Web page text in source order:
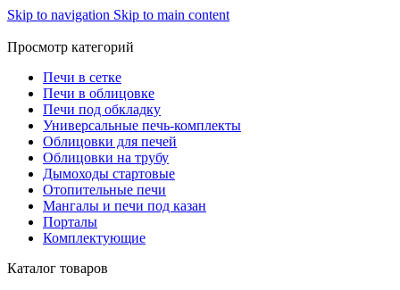
Skip to navigation Skip to main content
Просмотр категорий
Печи в сетке
Печи в облицовке
Печи под обкладку
Универсальные печь-комплекты
Облицовки для печей
Облицовки на трубу
Дымоходы стартовые
Отопительные печи
Мангалы и печи под казан
Порталы
Комплектующие
Каталог товаров